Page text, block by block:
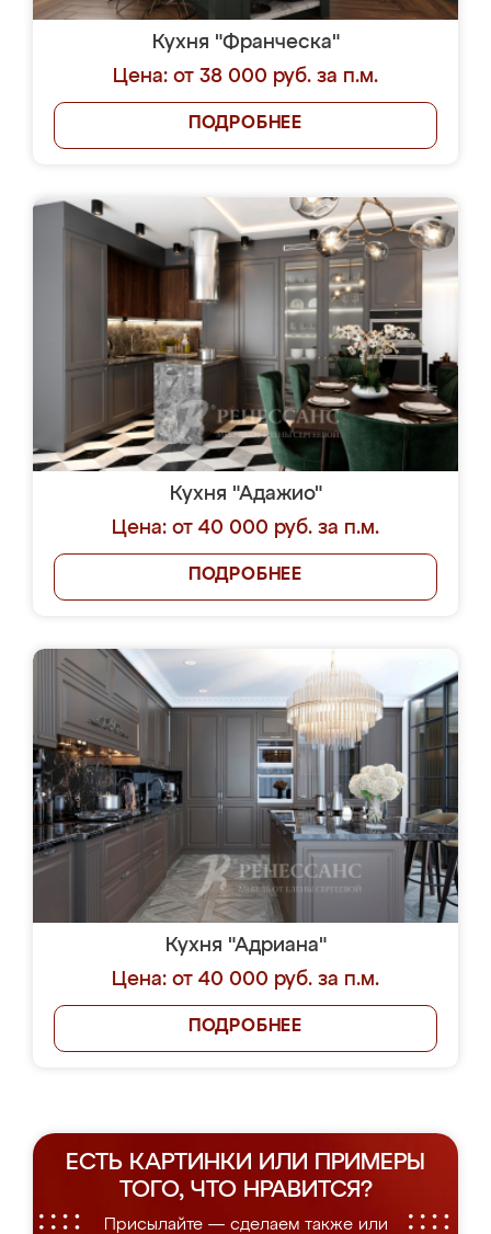
Кухня "Франческа"
Цена: от 38 000 руб. за п.м.
ПОДРОБНЕЕ
Кухня "Адажио"
Цена: от 40 000 руб. за п.м.
ПОДРОБНЕЕ
Кухня "Адриана"
Цена: от 40 000 руб. за п.м.
ПОДРОБНЕЕ
ЕСТЬ КАРТИНКИ ИЛИ ПРИМЕРЫ
ТОГО, ЧТО НРАВИТСЯ?
Присылайте — сделаем также или